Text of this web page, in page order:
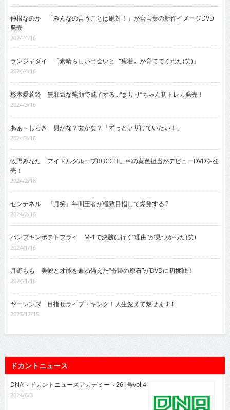
仲根なのか 「みんなの言うことは絶対！」が合言葉の新作イメージDVD
発売
2024/4/16
ランジャタイ 「素晴らしい出会いと〝癒着〟が育ててくれた(笑)」
2024/4/16
杉本愛莉鈴 無邪気な笑顔で魅了する…“まりり”ちゃん初トレカ発売！
2024/3/16
あぁ～しらき 男かな？女かな？「ずっとフザけていたい！」
2024/3/16
牧野みなた アイドルグループBOCCHI。￼の黄色担当がデビューDVDを発
売！
2024/2/16
センチネル 『月笑』年間王者が極致目指して爆発する!?
2024/2/16
パンプキンポテトフライ M-1で決勝に行く“理由”が見つかった(笑)
2024/1/16
月野もも 美貌と才能を兼ね備えた“奇跡の原石”がDVDに初挑戦！
2024/1/16
ヤーレンズ 目指せライブ・キング！人生変えて魅せます!!
2023/12/15
ドカントニュース
DNA～ドカントニュースアカデミー～261号vol.4
2024/6/3